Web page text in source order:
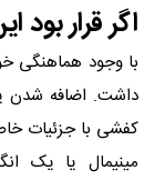
اگر قرار
با وجود هماهنگی
داشت. اضافه شدن
کفشی با جزئیات
مینیمال یا یک